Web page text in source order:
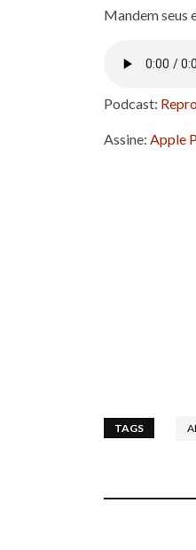
Mandem seus
Podcast:
Assine: Apple
TAGS